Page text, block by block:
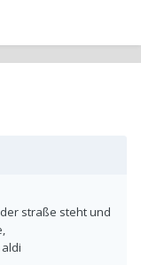
straße steht und